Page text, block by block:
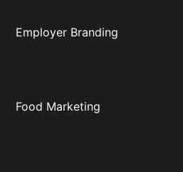
Employer Branding
Food Marketing